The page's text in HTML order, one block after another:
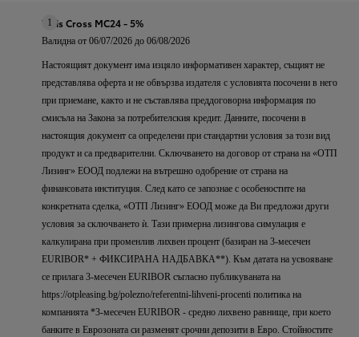
1
Yaris Cross MC24 - 5%
Валидна от 06/07/2026 до 06/08/2026
Настоящият документ има изцяло информативен характер, същият не
представлява оферта и не обвързва издателя с условията посочени в него
при приемане, както и не съставлява преддоговорна информация по
смисъла на Закона за потребителския кредит. Данните, посочени в
настоящия документ са определени при стандартни условия за този вид
продукт и са предварителни. Сключването на договор от страна на «ОТП
Лизинг» ЕООД подлежи на вътрешно одобрение от страна на
финансовата институция. След като се запознае с особеностите на
конкретната сделка, «ОТП Лизинг» ЕООД може да Ви предложи други
условия за сключването ѝ. Тази примерна лизингова симулация е
калкулирана при променлив лихвен процент (базиран на 3-месечен
EURIBOR* + ФИКСИРАНА НАДБАВКА**). Към датата на усвояване
се прилага 3-месечен EURIBOR съгласно публикуванaтa на
https://otpleasing.bg/polezno/referentni-lihveni-procenti политика на
компанията *3-месечен EURIBOR - средно лихвено равнище, при което
банките в Еврозоната си разменят срочни депозити в Евро. Стойностите